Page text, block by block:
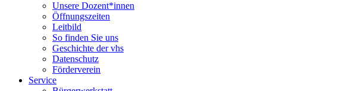
Unsere Dozent*innen
Öffnungszeiten
Leitbild
So finden Sie uns
Geschichte der vhs
Datenschutz
Förderverein
Service